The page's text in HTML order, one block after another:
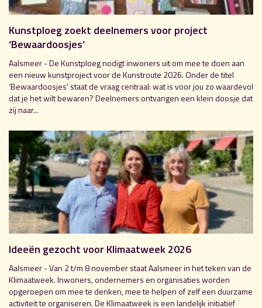
Kunstploeg zoekt deelnemers voor project
‘Bewaardoosjes’
Aalsmeer - De Kunstploeg nodigt inwoners uit om mee te doen aan
een nieuw kunstproject voor de Kunstroute 2026. Onder de titel
‘Bewaardoosjes' staat de vraag centraal: wat is voor jou zo waardevol
dat je het wilt bewaren? Deelnemers ontvangen een klein doosje dat
zij naar...
Ideeën gezocht voor Klimaatweek 2026
Aalsmeer - Van 2 t/m 8 november staat Aalsmeer in het teken van de
Klimaatweek. Inwoners, ondernemers en organisaties worden
opgeroepen om mee te denken, mee te helpen of zelf een duurzame
activiteit te organiseren. De Klimaatweek is een landelijk initiatief